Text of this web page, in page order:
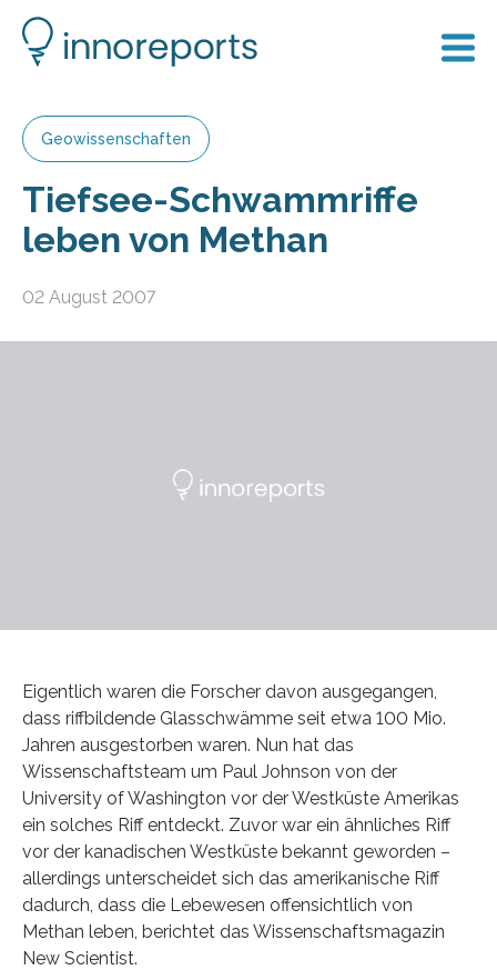
Geowissenschaften
Tiefsee-Schwammriffe
leben von Methan
02 August 2007
Eigentlich waren die Forscher davon ausgegangen,
dass riffbildende Glasschwämme seit etwa 100 Mio.
Jahren ausgestorben waren. Nun hat das
Wissenschaftsteam um Paul Johnson von der
University of Washington vor der Westküste Amerikas
ein solches Riff entdeckt. Zuvor war ein ähnliches Riff
vor der kanadischen Westküste bekannt geworden –
allerdings unterscheidet sich das amerikanische Riff
dadurch, dass die Lebewesen offensichtlich von
Methan leben, berichtet das Wissenschaftsmagazin
New Scientist.